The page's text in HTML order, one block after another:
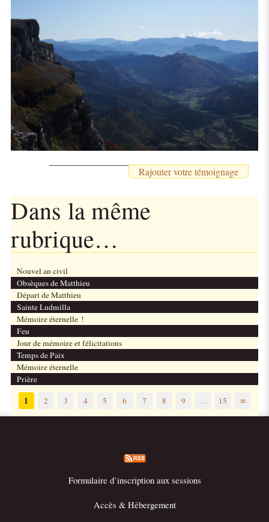
Rajouter votre témoignage
Dans la même
rubrique…
Nouvel an civil
Obsèques de Matthieu
Départ de Matthieu
Sainte Ludmilla
Mémoire éternelle !
Feu
Jour de mémoire et félicitations
Temps de Paix
Mémoire éternelle
Prière
1 2 3 4 5 6 7 8 9 … 15 ∞
Formulaire d’inscription aux sessions
Accès & Hébergement